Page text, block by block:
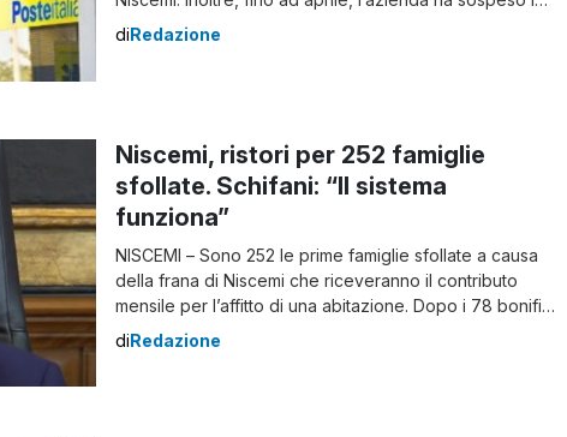
richieste di recupero di importi pregressi dovuti. Per
diRedazione
Niscemi, ristori per 252 famiglie
sfollate. Schifani: “Il sistema
funziona”
NISCEMI – Sono 252 le prime famiglie sfollate a causa
della frana di Niscemi che riceveranno il contributo
mensile per l’affitto di una abitazione. Dopo i 78 bonifici
dei giorni scorsi, stamattina il Comune ne ha emessi altri
diRedazione